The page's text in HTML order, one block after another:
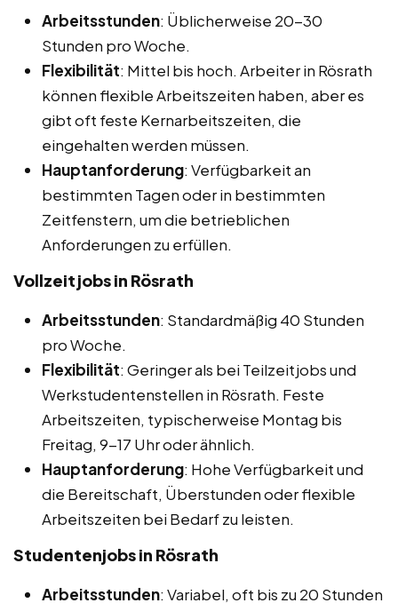
Arbeitsstunden: Üblicherweise 20-30
Stunden pro Woche.
Flexibilität: Mittel bis hoch. Arbeiter in Rösrath
können flexible Arbeitszeiten haben, aber es
gibt oft feste Kernarbeitszeiten, die
eingehalten werden müssen.
Hauptanforderung: Verfügbarkeit an
bestimmten Tagen oder in bestimmten
Zeitfenstern, um die betrieblichen
Anforderungen zu erfüllen.
Vollzeitjobs in Rösrath
Arbeitsstunden: Standardmäßig 40 Stunden
pro Woche.
Flexibilität: Geringer als bei Teilzeitjobs und
Werkstudentenstellen in Rösrath. Feste
Arbeitszeiten, typischerweise Montag bis
Freitag, 9-17 Uhr oder ähnlich.
Hauptanforderung: Hohe Verfügbarkeit und
die Bereitschaft, Überstunden oder flexible
Arbeitszeiten bei Bedarf zu leisten.
Studentenjobs in Rösrath
Arbeitsstunden: Variabel, oft bis zu 20 Stunden